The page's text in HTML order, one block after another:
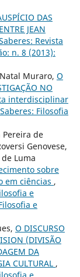
DAS
JEAN
Revista
n. 8 (2013):
Muraro, O
NO
interdisciplinar
Filosofia
de
Genovese,
Luma
sobre
em ciências ,
e
e
O DISCURSO
(DIVISÃO
DA
CULTURAL ,